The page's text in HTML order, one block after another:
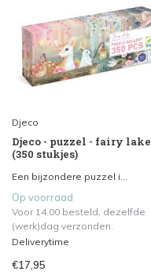
Djeco
Djeco - puzzel - fairy lake
(350 stukjes)
Een bijzondere puzzel i...
Op voorraad
Voor 14.00 besteld, dezelfde
(werk)dag verzonden.
Deliverytime
€17,95